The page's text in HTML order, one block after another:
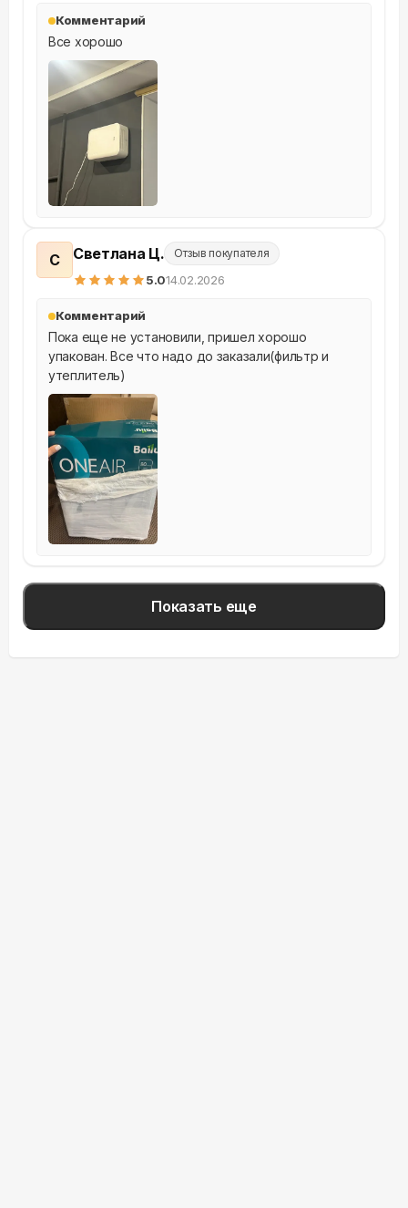
Комментарий
Все хорошо
С Светлана Ц. Отзыв покупателя
5.014.02.2026
Комментарий
Пока еще не установили, пришел хорошо
упакован. Все что надо до заказали(фильтр и
утеплитель)
Показать еще